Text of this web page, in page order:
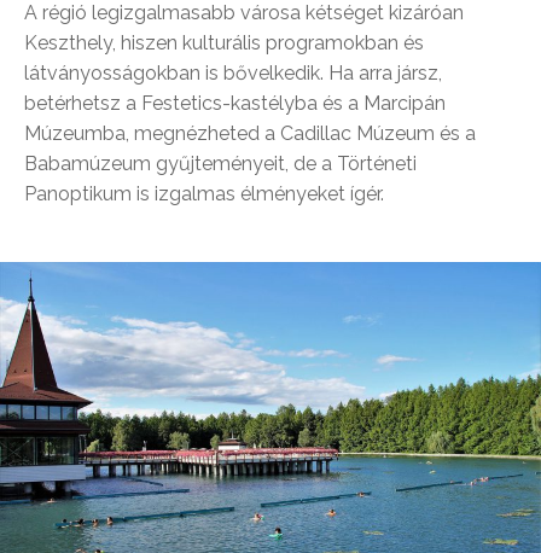
A régió legizgalmasabb városa kétséget kizáróan
Keszthely, hiszen kulturális programokban és
látványosságokban is bővelkedik. Ha arra jársz,
betérhetsz a Festetics-kastélyba és a Marcipán
Múzeumba, megnézheted a Cadillac Múzeum és a
Babamúzeum gyűjteményeit, de a Történeti
Panoptikum is izgalmas élményeket ígér.